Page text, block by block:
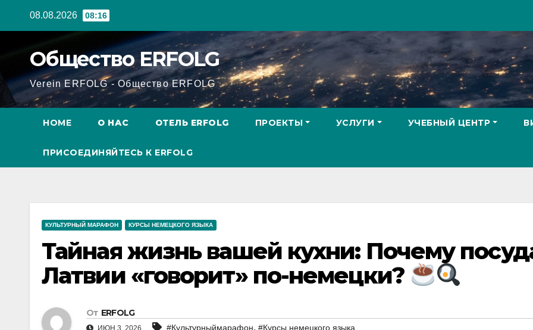
08.08.2026 08:16
Общество ERFOLG
Verein ERFOLG - Общество ERFOLG
HOME О НАС ОТЕЛЬ ERFOLG ПРОЕКТЫ УСЛУГИ УЧЕБНЫЙ ЦЕНТР
ПРИСОЕДИНЯЙТЕСЬ К ERFOLG
КУЛЬТУРНЫЙ МАРАФОН КУРСЫ НЕМЕЦКОГО ЯЗЫКА
Тайная жизнь вашей кухни: Почему
Латвии «говорит» по-немецки?
От ERFOLG
ИЮН 3, 2026 #Культурныймарафон, #Курсы немецкого языка